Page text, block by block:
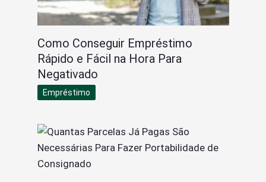
Como Conseguir Empréstimo
Rápido e Fácil na Hora Para
Negativado
Empréstimo